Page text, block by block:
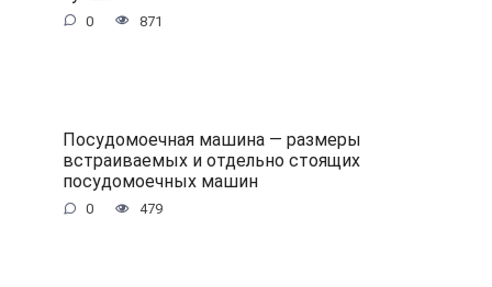
0 871
Посудомоечная машина — размеры
встраиваемых и отдельно стоящих
посудомоечных машин
0 479